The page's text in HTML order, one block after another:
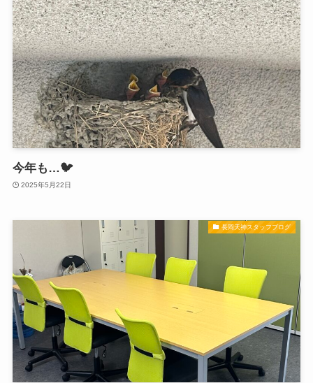
今年も…🐦
2025年5月22日
長岡天神スタッフブログ